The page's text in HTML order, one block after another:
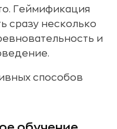
Геймификация
сразу несколько
и
способов